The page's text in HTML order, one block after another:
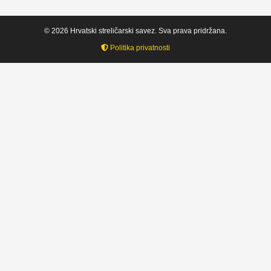
© 2026 Hrvatski streličarski savez. Sva prava pridržana.
Politika privatnosti